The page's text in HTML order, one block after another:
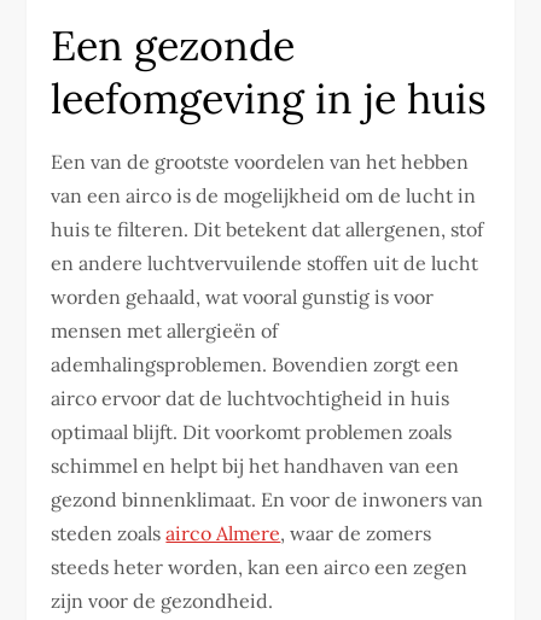
Een gezonde
leefomgeving in je huis
Een van de grootste voordelen van het hebben
van een airco is de mogelijkheid om de lucht in
huis te filteren. Dit betekent dat allergenen, stof
en andere luchtvervuilende stoffen uit de lucht
worden gehaald, wat vooral gunstig is voor
mensen met allergieën of
ademhalingsproblemen. Bovendien zorgt een
airco ervoor dat de luchtvochtigheid in huis
optimaal blijft. Dit voorkomt problemen zoals
schimmel en helpt bij het handhaven van een
gezond binnenklimaat. En voor de inwoners van
steden zoalsairco Almere, waar de zomers
steeds heter worden, kan een airco een zegen
zijn voor de gezondheid.